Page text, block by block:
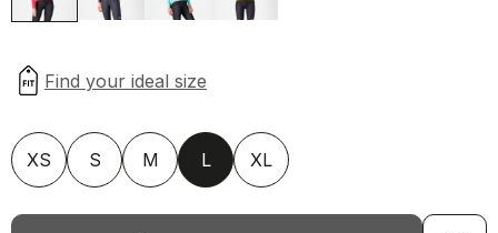
XS S M L XL